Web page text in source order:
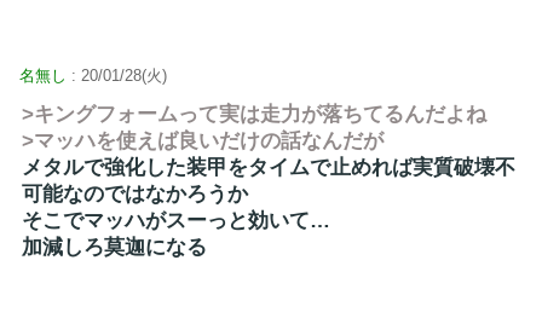
名無し : 20/01/28(火)
>キングフォームって実は走力が落ちてるんだよね
>マッハを使えば良いだけの話なんだが
メタルで強化した装甲をタイムで止めれば実質破壊不
可能なのではなかろうか
そこでマッハがスーっと効いて…
加減しろ莫迦になる